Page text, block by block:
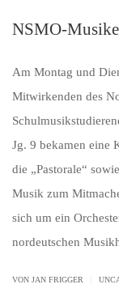
NSMO-
Am Montag und
Mitwirkenden des
Jg. 9 bekamen eine
die „Pastorale“
Musik zum
sich um ein
nordeutschen
VON JAN FRIGGER